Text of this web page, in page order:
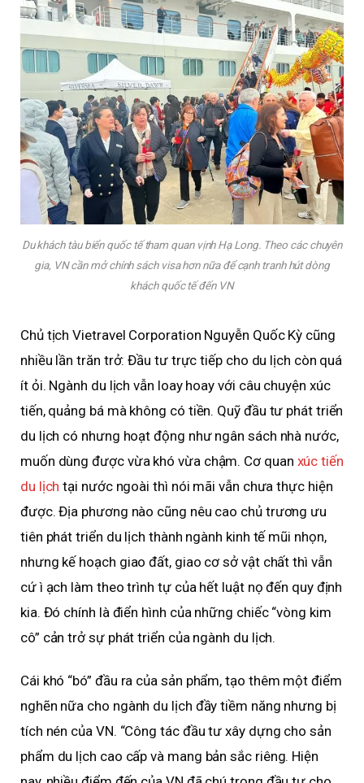
Du khách tàu biển quốc tế tham quan vịnh Hạ Long. Theo các chuyên
gia, VN cần mở chính sách visa hơn nữa để cạnh tranh hút dòng
khách quốc tế đến VN
Chủ tịch Vietravel Corporation Nguyễn Quốc Kỳ cũng
nhiều lần trăn trở: Đầu tư trực tiếp cho du lịch còn quá
ít ỏi. Ngành du lịch vẫn loay hoay với câu chuyện xúc
tiến, quảng bá mà không có tiền. Quỹ đầu tư phát triển
du lịch có nhưng hoạt động như ngân sách nhà nước,
muốn dùng được vừa khó vừa chậm. Cơ quan xúc tiến
du lịch tại nước ngoài thì nói mãi vẫn chưa thực hiện
được. Địa phương nào cũng nêu cao chủ trương ưu
tiên phát triển du lịch thành ngành kinh tế mũi nhọn,
nhưng kế hoạch giao đất, giao cơ sở vật chất thì vẫn
cứ ì ạch làm theo trình tự của hết luật nọ đến quy định
kia. Đó chính là điển hình của những chiếc “vòng kim
cô” cản trở sự phát triển của ngành du lịch.
Cái khó “bó” đầu ra của sản phẩm, tạo thêm một điểm
nghẽn nữa cho ngành du lịch đầy tiềm năng nhưng bị
tích nén của VN. “Công tác đầu tư xây dựng cho sản
phẩm du lịch cao cấp và mang bản sắc riêng. Hiện